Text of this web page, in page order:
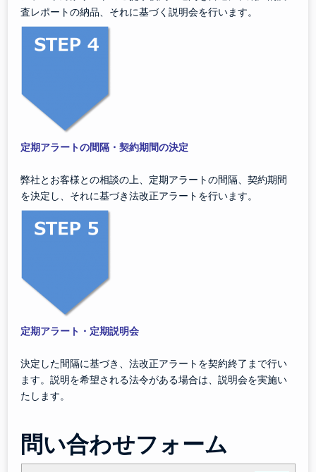
査レポートの納品、それに基づく説明会を行います。
定期アラートの間隔・契約期間の決定
弊社とお客様との相談の上、定期アラートの間隔、契約期間
を決定し、それに基づき法改正アラートを行います。
定期アラート・定期説明会
決定した間隔に基づき、法改正アラートを契約終了まで行い
ます。説明を希望される法令がある場合は、説明会を実施い
たします。
問い合わせフォーム